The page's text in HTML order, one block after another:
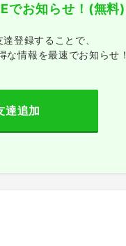
でお知らせ！ (無料)
登録することで、
な情報を最速でお知らせ！
達追加